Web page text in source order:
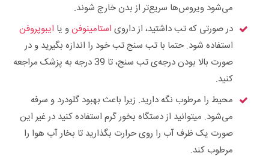
می‌شود ویروس‌ها سریع‌تر از بدن خارج شوند.
در صورتی که تب داشتید، از داروی استامینوفنو یا ایبوپروفن
استفاده شود. حتما با تب سنج تب خود را اندازه بگیرید و در
صورت بالا بودن درجه‌ی تب سنج، تا 39 درجه به پزشک مراجعه
کنید.
محیط را مرطوب نگه دارید. زیرا باعث بهبود گلودرد و سرفه
می‌شود. میتوانید از دستگاه بخور گرم استفاده کنید در غیر این
صورت یک ظرف آب را روی حرارت بگذارید تا بخار آب هوا را
مرطوب کند.